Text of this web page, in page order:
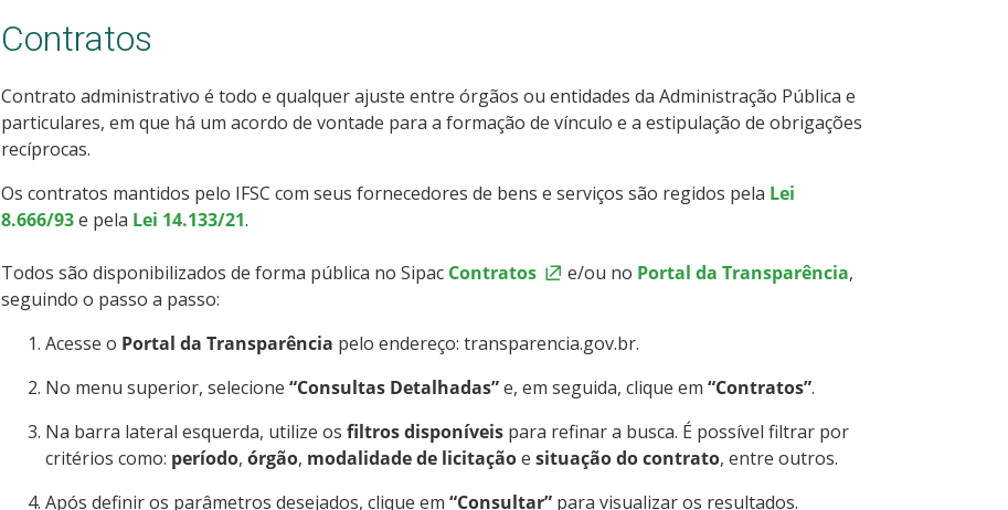
Contratos
Contrato administrativo é todo e qualquer ajuste entre órgãos ou entidades da Administração Pública e
particulares, em que há um acordo de vontade para a formação de vínculo e a estipulação de obrigações
recíprocas.
Os contratos mantidos pelo IFSC com seus fornecedores de bens e serviços são regidos pela Lei
8.666/93e pela Lei 14.133/21.
Todos são disponibilizados de forma pública no Sipac Contratos e/ou no Portal da Transparência,
seguindo o passo a passo:
Acesse o Portal da Transparência pelo endereço: transparencia.gov.br.
No menu superior, selecione “Consultas Detalhadas”e, em seguida, clique em “Contratos”.
Na barra lateral esquerda, utilize os filtros disponíveispara refinar a busca. É possível filtrar por
critérios como: período, órgão, modalidade de licitaçãoe situação do contrato, entre outros.
Após definir os parâmetros desejados, clique em “Consultar”para visualizar os resultados.